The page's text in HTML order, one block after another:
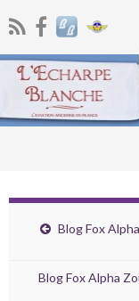
Blog Fox
Blog Fox Alpha